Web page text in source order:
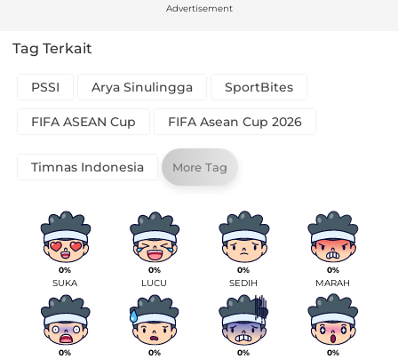
Advertisement
Tag Terkait
PSSI Arya Sinulingga SportBites
FIFA ASEAN Cup FIFA Asean Cup 2026
Timnas Indonesia More Tag
0%
SUKA
0%
LUCU
0%
SEDIH
0%
MARAH
0% 0% 0% 0%